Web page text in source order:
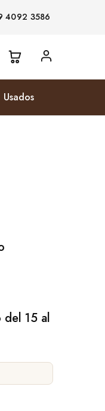
3586
Usados
15 al